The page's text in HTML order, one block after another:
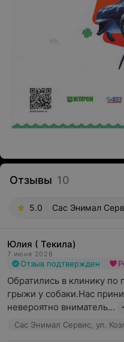
Отзывы 10
5.0 Сас Энимал
Юлия ( Текила)
7 июня 2026
Отзыв подтвержден
Обратились в клинику по
грыжи у собаки.Нас
невероятно вниматель...
Сас Энимал Сервис, ул.